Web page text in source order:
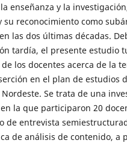
enseñanza y la
su reconocimiento como
las dos últimas décadas.
tardía, el presente estudio
los docentes acerca de la
en el plan de estudios
Se trata de una
la que participaron 20
de entrevista
de análisis de contenido, a